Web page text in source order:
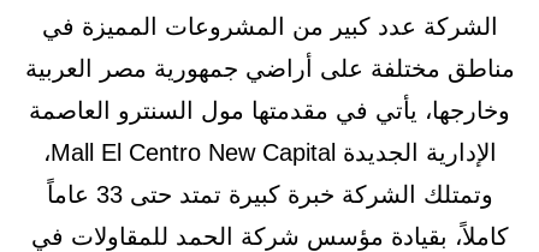
الشركة عدد كبير من المشروعات المميزة في
مناطق مختلفة على أراضي جمهورية مصر العربية
وخارجها، يأتي في مقدمتها مول السنترو العاصمة
الإدارية الجديدة Mall El Centro New Capital،
وتمتلك الشركة خبرة كبيرة تمتد حتى 33 عاماً
كاملاً، بقيادة مؤسس شركة الحمد للمقاولات في